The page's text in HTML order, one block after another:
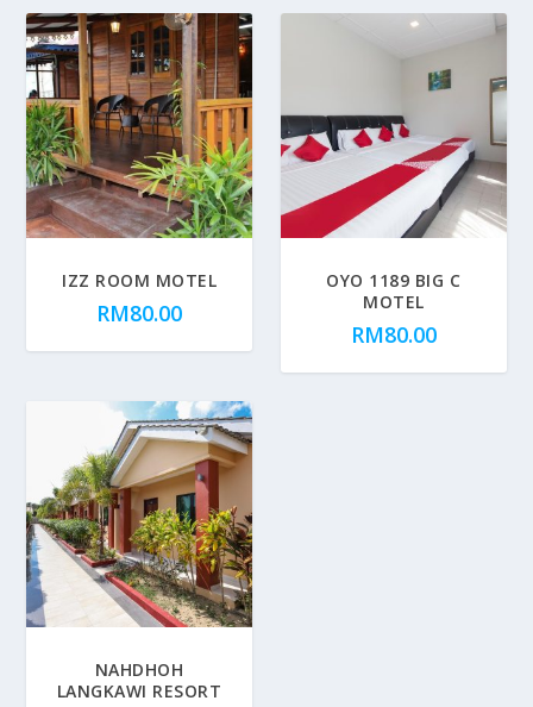
IZZ ROOM MOTEL
RM80.00
OYO 1189 BIG C
MOTEL
RM80.00
NAHDHOH
LANGKAWI RESORT